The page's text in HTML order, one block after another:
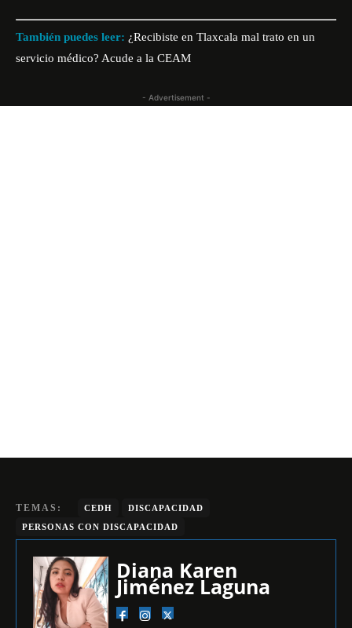
También puedes leer: ¿Recibiste en Tlaxcala mal trato en un
servicio médico? Acude a la CEAM
- Advertisement -
TEMAS: CEDH
DISCAPACIDAD
PERSONAS CON DISCAPACIDAD
Diana Karen
Jiménez Laguna